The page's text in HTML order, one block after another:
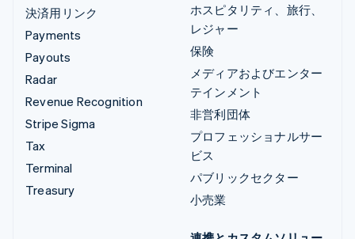
決済用リンク
Payments
Payouts
Radar
Revenue Recognition
Stripe Sigma
Tax
Terminal
Treasury
ホスピタリティ、旅行、
レジャー
保険
メディアおよびエンター
テインメント
非営利団体
プロフェッショナルサー
ビス
パブリックセクター
小売業